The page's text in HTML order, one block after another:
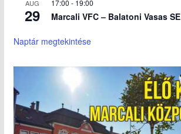
AUG
29
17:00 - 19:00
Marcali VFC – Balatoni Vasas SE
Naptár megtekintése